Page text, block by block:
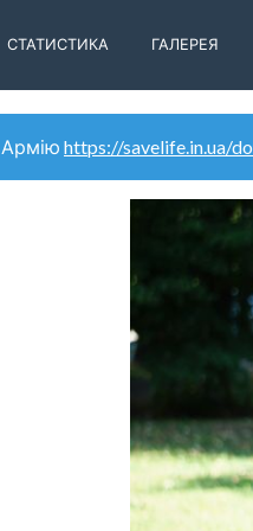
СТАТИСТИКА ГАЛЕРЕЯ
https://savelife.in.ua/